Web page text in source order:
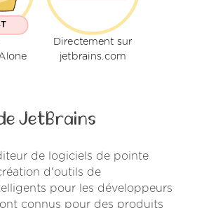
Directement sur
jetbrains.com
JetBrains
de logiciels de pointe
d'outils de
pour les développeurs
connus pour des produits